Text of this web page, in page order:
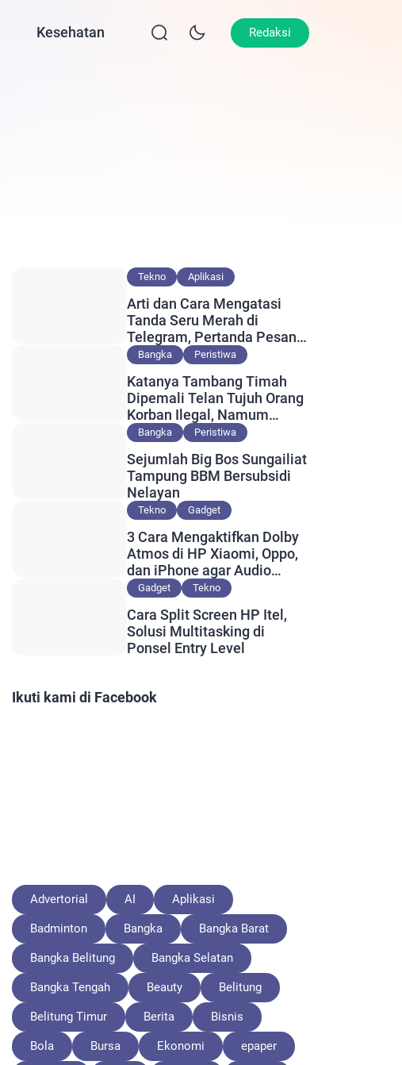
Kesehatan Lifestyle Olahraga
Redaksi
Tekno Aplikasi
Arti dan Cara Mengatasi
Tanda Seru Merah di
Telegram, Pertanda Pesan
Gagal Terkirim?
Bangka Peristiwa
Katanya Tambang Timah
Dipemali Telan Tujuh Orang
Korban Ilegal, Namum
Muncul Slip Pembayaran
Bangka Peristiwa
Sejumlah Big Bos Sungailiat
Tampung BBM Bersubsidi
Nelayan
Tekno Gadget
3 Cara Mengaktifkan Dolby
Atmos di HP Xiaomi, Oppo,
dan iPhone agar Audio
Lebih Maksimal
Gadget Tekno
Cara Split Screen HP Itel,
Solusi Multitasking di
Ponsel Entry Level
Ikuti kami di Facebook
Advertorial AI Aplikasi
Badminton Bangka Bangka Barat
Bangka Belitung Bangka Selatan
Bangka Tengah Beauty Belitung
Belitung Timur Berita Bisnis
Bola Bursa Ekonomi epaper